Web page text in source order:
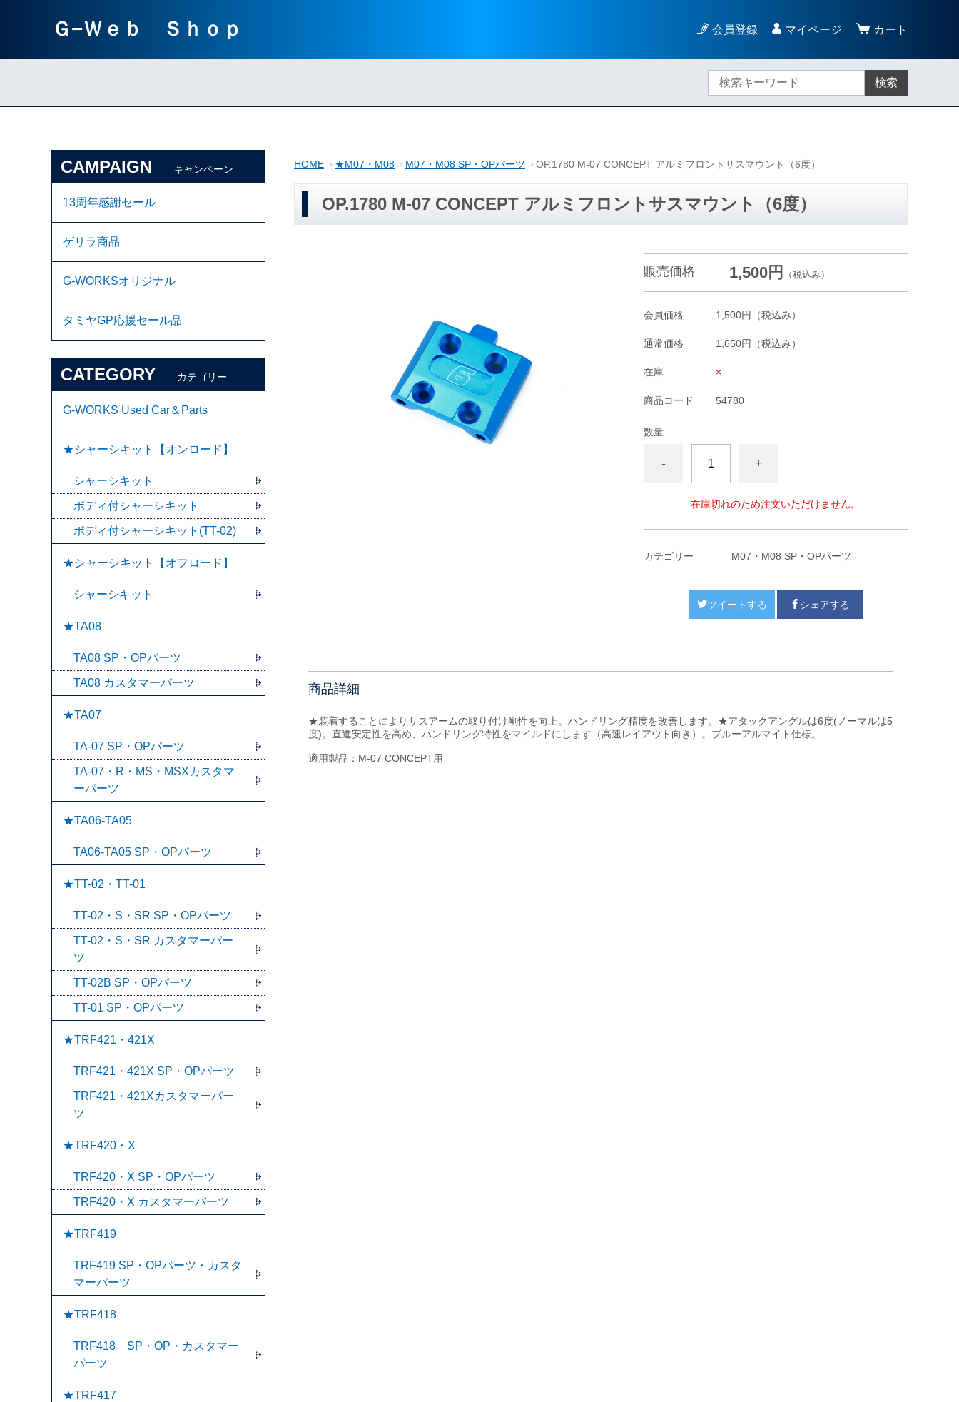
Ｇ−Ｗｅｂ Ｓｈｏｐ 会員登録 マイページ カート
検索
HOME ★M07・M08 M07・M08 SP・OPパーツ OP.1780 M-07 CONCEPT アルミフロントサスマウント（6度）
OP.1780 M-07 CONCEPT アルミフロントサスマウント（6度）
販売価格 1,500円 （税込み）
会員価格 1,500円 （税込み）
通常価格 1,650円 （税込み）
在庫 ×
商品コード 54780
数量
- +
在庫切れのため注文いただけません。
カテゴリー M07・M08 SP・OPパーツ
ツイートする シェアする
商品詳細
★装着することによりサスアームの取り付け剛性を向上。ハンドリング精度を改善します。★アタックアングルは6度(ノーマルは5
度)。直進安定性を高め、ハンドリング特性をマイルドにします（高速レイアウト向き）。ブルーアルマイト仕様。
適用製品：M-07 CONCEPT用
CAMPAIGN キャンペーン
13周年感謝セール
ゲリラ商品
G-WORKSオリジナル
タミヤGP応援セール品
CATEGORY カテゴリー
G-WORKS Used Car＆Parts
★シャーシキット【オンロード】
シャーシキット
ボディ付シャーシキット
ボディ付シャーシキット(TT-02)
★シャーシキット【オフロード】
シャーシキット
★TA08
TA08 SP・OPパーツ
TA08 カスタマーパーツ
★TA07
TA-07 SP・OPパーツ
TA-07・R・MS・MSXカスタマ
ーパーツ
★TA06-TA05
TA06-TA05 SP・OPパーツ
★TT-02・TT-01
TT-02・S・SR SP・OPパーツ
TT-02・S・SR カスタマーパー
ツ
TT-02B SP・OPパーツ
TT-01 SP・OPパーツ
★TRF421・421X
TRF421・421X SP・OPパーツ
TRF421・421Xカスタマーパー
ツ
★TRF420・X
TRF420・X SP・OPパーツ
TRF420・X カスタマーパーツ
★TRF419
TRF419 SP・OPパーツ・カスタ
マーパーツ
★TRF418
TRF418 SP・OP・カスタマー
パーツ
★TRF417